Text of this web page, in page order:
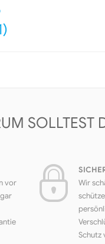
SOLLTEST
vor
Wir
Schutz